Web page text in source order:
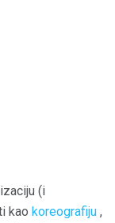
(i
kao koreografiju ,